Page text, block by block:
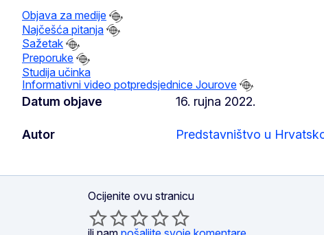
Objava za medije
Najčešća pitanja
Sažetak
Preporuke
Studija učinka
Informativni video potpredsjednice Jourove
Datum objave 16. rujna 2022.
Autor Predstavništvo u
Ocijenite ovu stranicu